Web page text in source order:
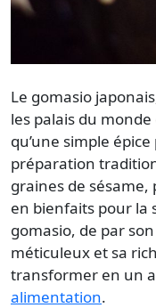
Le gomasio japonais
les palais du
qu’une simple
préparation
graines de sésame,
en bienfaits pour la
gomasio, de par
méticuleux et sa
transformer en un
alimentation.